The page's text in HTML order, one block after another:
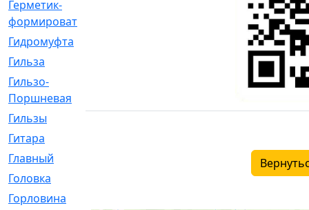
Герметик-
формирователь
Гидромуфта
Гильза
Гильзо-
Поршневая
Гильзы
Гитара
Главный
Головка
Горловина